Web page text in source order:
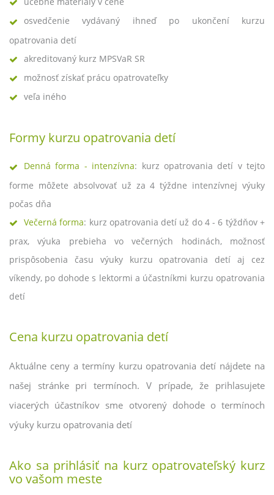
osvedčenie vydávaný ihneď po ukončení kurzu
opatrovania detí
akreditovaný kurz MPSVaR SR
možnosť získať prácu opatrovateľky
veľa iného
Formy kurzu opatrovania detí
Denná forma - intenzívna: kurz opatrovania detí v tejto
forme môžete absolvovať už za 4 týždne intenzívnej výuky
počas dňa
Večerná forma: kurz opatrovania detí už do 4 - 6 týždňov +
prax, výuka prebieha vo večerných hodinách, možnosť
prispôsobenia času výuky kurzu opatrovania detí aj cez
víkendy, po dohode s lektormi a účastníkmi kurzu opatrovania
detí
Cena kurzu opatrovania detí
Aktuálne ceny a termíny kurzu opatrovania detí nájdete na
našej stránke pri termínoch. V prípade, že prihlasujete
viacerých účastníkov sme otvorený dohode o termínoch
výuky kurzu opatrovania detí
Ako sa prihlásiť na kurz opatrovateľský kurz
vo vašom meste